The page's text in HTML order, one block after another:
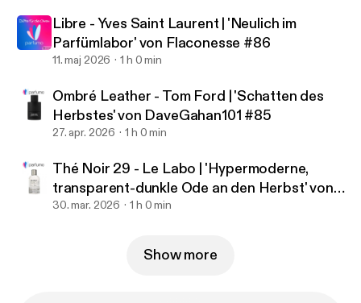
Libre - Yves Saint Laurent | 'Neulich im
Parfümlabor' von Flaconesse #86
11. maj 2026 1 h 0 min
Ombré Leather - Tom Ford | 'Schatten des
Herbstes' von DaveGahan101 #85
27. apr. 2026 1 h 0 min
Thé Noir 29 - Le Labo | 'Hypermoderne,
transparent-dunkle Ode an den Herbst' von
UrbanLegends #84
30. mar. 2026 1 h 0 min
Show more